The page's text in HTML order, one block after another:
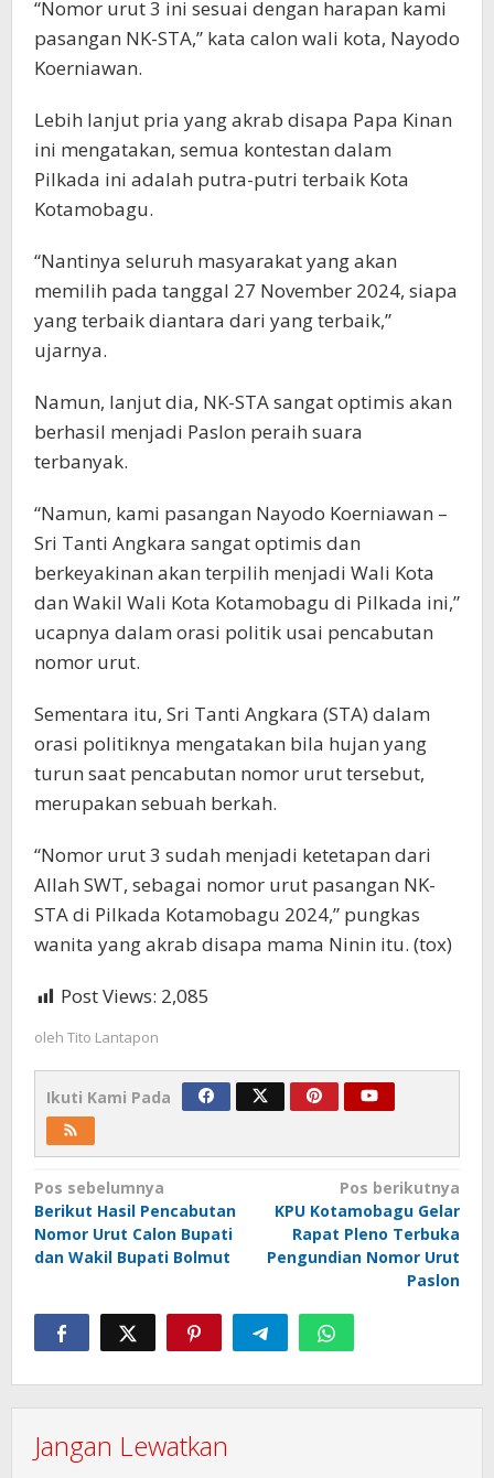
“Nomor urut 3 ini sesuai dengan harapan kami
pasangan NK-STA,” kata calon wali kota, Nayodo
Koerniawan.
Lebih lanjut pria yang akrab disapa Papa Kinan
ini mengatakan, semua kontestan dalam
Pilkada ini adalah putra-putri terbaik Kota
Kotamobagu.
“Nantinya seluruh masyarakat yang akan
memilih pada tanggal 27 November 2024, siapa
yang terbaik diantara dari yang terbaik,”
ujarnya.
Namun, lanjut dia, NK-STA sangat optimis akan
berhasil menjadi Paslon peraih suara
terbanyak.
“Namun, kami pasangan Nayodo Koerniawan –
Sri Tanti Angkara sangat optimis dan
berkeyakinan akan terpilih menjadi Wali Kota
dan Wakil Wali Kota Kotamobagu di Pilkada ini,”
ucapnya dalam orasi politik usai pencabutan
nomor urut.
Sementara itu, Sri Tanti Angkara (STA) dalam
orasi politiknya mengatakan bila hujan yang
turun saat pencabutan nomor urut tersebut,
merupakan sebuah berkah.
“Nomor urut 3 sudah menjadi ketetapan dari
Allah SWT, sebagai nomor urut pasangan NK-
STA di Pilkada Kotamobagu 2024,” pungkas
wanita yang akrab disapa mama Ninin itu. (tox)
Post Views: 2,085
oleh Tito Lantapon
Ikuti Kami Pada
Navigasi
pos
Pos sebelumnya
Berikut Hasil Pencabutan
Nomor Urut Calon Bupati
dan Wakil Bupati Bolmut
Pos berikutnya
KPU Kotamobagu Gelar
Rapat Pleno Terbuka
Pengundian Nomor Urut
Paslon
Jangan Lewatkan